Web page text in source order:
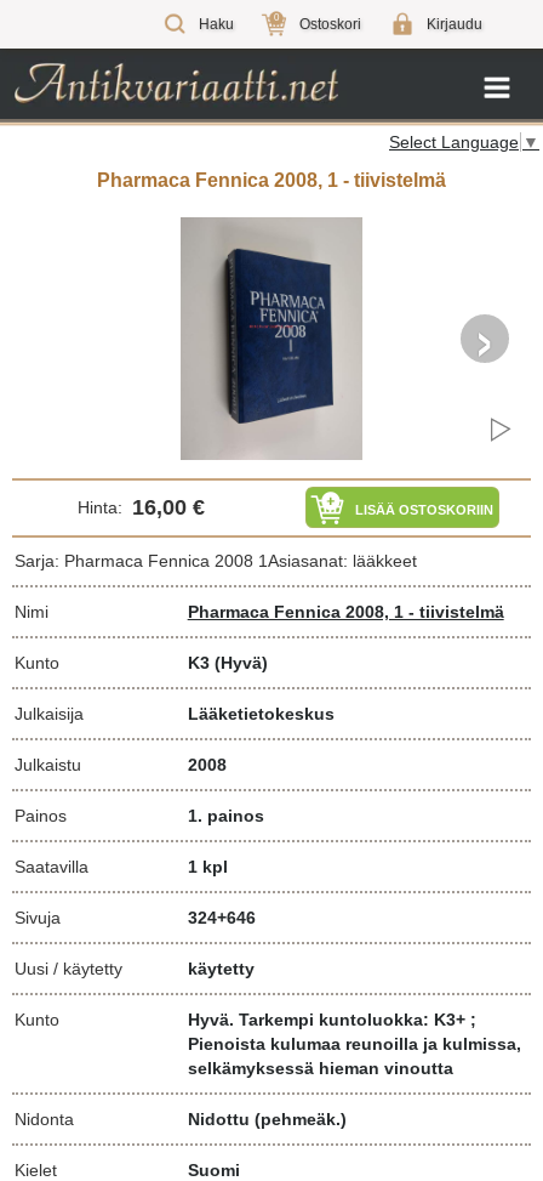
Haku 0 Ostoskori Kirjaudu
Select Language ▼
Pharmaca Fennica 2008, 1 - tiivistelmä
›
Hinta: 16,00 € LISÄÄ OSTOSKORIIN
Sarja: Pharmaca Fennica 2008 1Asiasanat: lääkkeet
Nimi Pharmaca Fennica 2008, 1 - tiivistelmä
Kunto K3 (Hyvä)
Julkaisija Lääketietokeskus
Julkaistu 2008
Painos 1. painos
Saatavilla 1 kpl
Sivuja 324+646
Uusi / käytetty käytetty
Kunto
Hyvä. Tarkempi kuntoluokka: K3+ ;
Pienoista kulumaa reunoilla ja kulmissa,
selkämyksessä hieman vinoutta
Nidonta Nidottu (pehmeäk.)
Kielet Suomi